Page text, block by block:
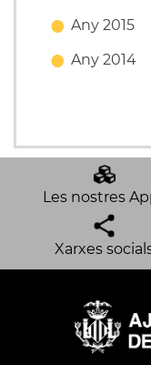
Any 2015
Any 2014
Les nostres
Xarxes